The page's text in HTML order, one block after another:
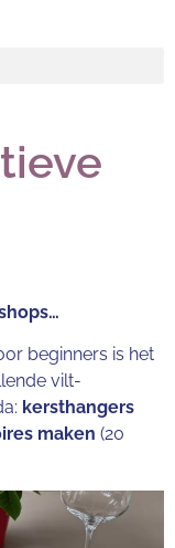
beginners is het
vilt-
kersthangers
maken (20